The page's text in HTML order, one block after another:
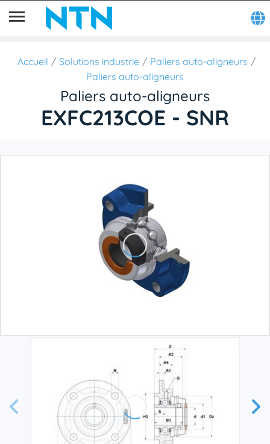
Accueil Solutions industrie
Paliers auto-aligneurs
Paliers auto-aligneurs
Paliers auto-aligneurs
EXFC213COE - SNR